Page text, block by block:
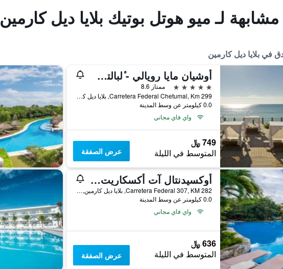
لـ ميو هوتل بوتيك بلايا ديل كارمين
في بلايا ديل كارمين
أوشيان مايا رويالي - ٔلبالتس أونلي - شامامل جميع الخدمات
5 نجوم
ممتاز 8.6
Carretera Federal Chetumal, Km 299, بلايا ديل كارمين, ولاية كينتانا رو, المكسيك
0.0 كيلومتر عن وسط المدينة
واي فاي مجاني
749 ﷼
المتوسط في الليلة عرض الصفقة
أوكسيدنتال آت أكسكاريت ديستينيشن - شامل جميع الخدمات
Carretera Federal 307, KM 282, بلايا ديل كارمين, ولاية كينتانا رو, المكسيك
0.0 كيلومتر عن وسط المدينة
واي فاي مجاني
636 ﷼
المتوسط في الليلة عرض الصفقة